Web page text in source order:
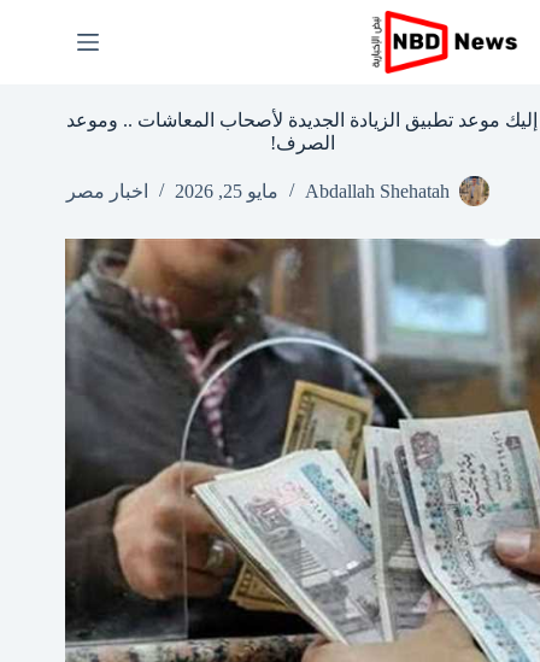
إلى
المحتوى
إليك موعد تطبيق الزيادة الجديدة لأصحاب المعاشات .. وموعد
الصرف!
Abdallah Shehatah مايو 25, 2026 اخبار مصر